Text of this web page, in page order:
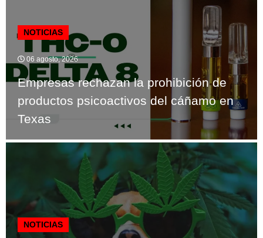
NOTICIAS
06 agosto, 2026
Empresas rechazan la prohibición de
productos psicoactivos del cáñamo en
Texas
NOTICIAS